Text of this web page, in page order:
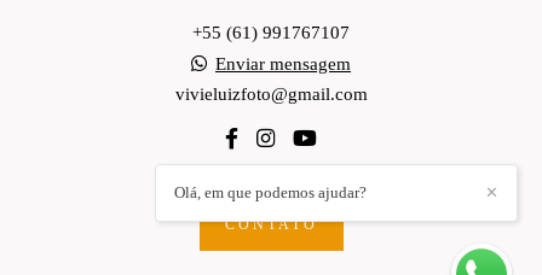
+55 (61) 991767107
Enviar mensagem
vivieluizfoto@gmail.com
CONTATO
✕
Olá, em que podemos ajudar?